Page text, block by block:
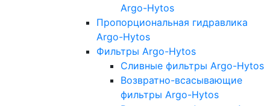
Argo-Hytos
Пропорциональная гидравлика
Argo-Hytos
Фильтры Argo-Hytos
Сливные фильтры Argo-Hytos
Возвратно-всасывающие
фильтры Argo-Hytos